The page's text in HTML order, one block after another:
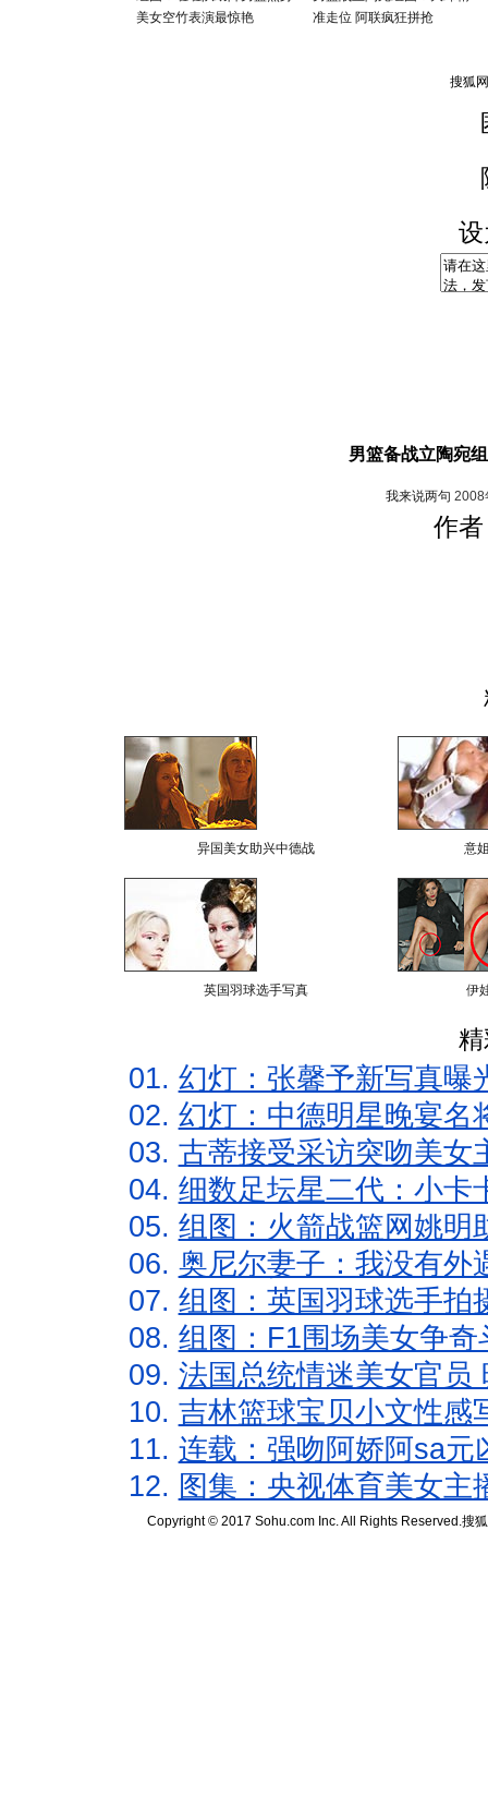
美女空竹表演最惊艳
准走位 阿联疯狂拼抢
男篮备战立陶宛
我来说两句 2008
作
异国美女助兴中德战 意
英国羽球选手写真 伊
01. 幻灯：张馨予新写真曝
02. 幻灯：中德明星晚宴名
03. 古蒂接受采访突吻美女
04. 细数足坛星二代：小卡
05. 组图：火箭战篮网姚明
06. 奥尼尔妻子：我没有外
07. 组图：英国羽球选手拍
08. 组图：F1围场美女争
09. 法国总统情迷美女官员
10. 吉林篮球宝贝小文性感
11. 连载：强吻阿娇阿sa元
12. 图集：央视体育美女主
Copyright © 2017 Sohu.com Inc. All Rights Reserved.搜